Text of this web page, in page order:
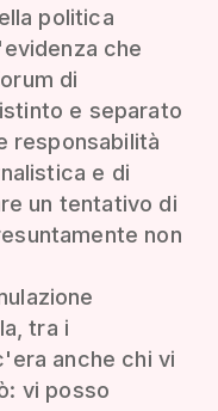
politica
che
di
e separato
responsabilità
e di
un tentativo di
non
tra i
anche chi vi
vi posso